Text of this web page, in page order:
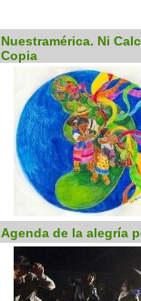
Nuestramérica. Ni
Copia
Agenda de la alegría